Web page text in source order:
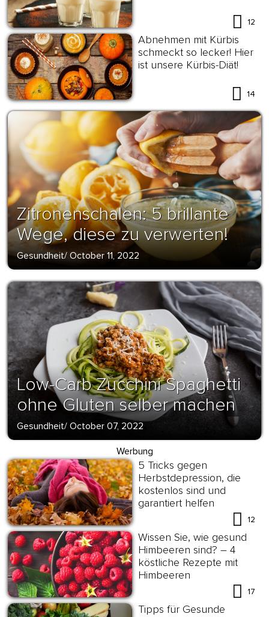
12
Abnehmen mit Kürbis
schmeckt so lecker! Hier
ist unsere Kürbis-Diät!
14
Zitronenschalen: 5 brillante
Wege, diese zu verwerten!
Gesundheit/ October 11, 2022
Low-Carb Zucchini Spaghetti
ohne Gluten selber machen
Gesundheit/ October 07, 2022
Werbung
5 Tricks gegen
Herbstdepression, die
kostenlos sind und
garantiert helfen
12
Wissen Sie, wie gesund
Himbeeren sind? – 4
köstliche Rezepte mit
Himbeeren
17
Tipps für Gesunde